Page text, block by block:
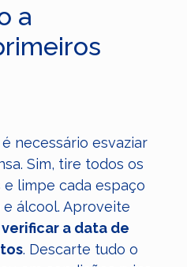
a
necessário esvaziar
Sim, tire todos os
limpe cada espaço
álcool. Aproveite
a data de
. Descarte tudo o